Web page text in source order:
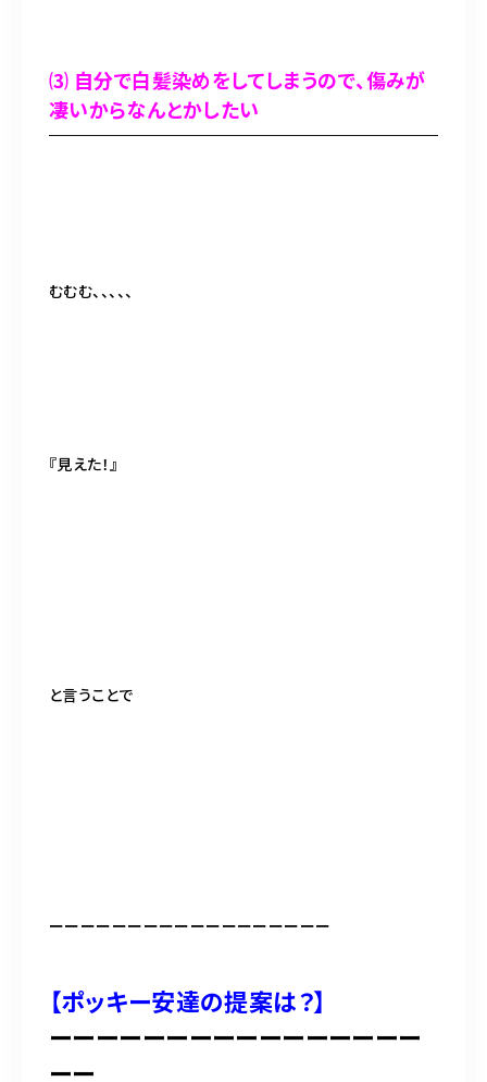
⑶ 自分で白髪染めをしてしまうので、傷みが
凄いからなんとかしたい
むむむ、、、、、
『見えた！』
と言うことで
ーーーーーーーーーーーーーーーーーー
【ポッキー安達の提案は？】
ーーーーーーーーーーーーーーーー
ーー